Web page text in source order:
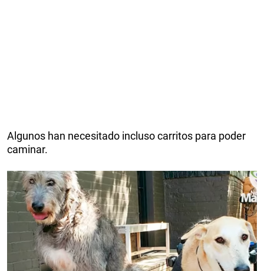
Algunos han necesitado incluso carritos para poder
caminar.